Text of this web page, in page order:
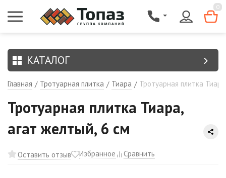
0
КАТАЛОГ
Главная / Тротуарная плитка / Тиара / Тротуарная плитка
Тротуарная плитка Тиара,
агат желтый, 6 см
Оставить отзыв Избранное Сравнить